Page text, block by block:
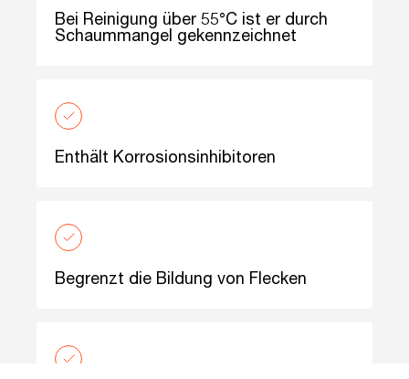
Bei Reinigung über 55°C ist er durch
Schaummangel gekennzeichnet
Enthält Korrosionsinhibitoren
Begrenzt die Bildung von Flecken